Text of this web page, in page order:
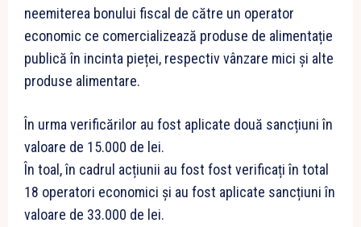
neemiterea bonului fiscal de către un operator
economic ce comercializează produse de alimentație
publică în incinta pieței, respectiv vânzare mici și alte
produse alimentare.
În urma verificărilor au fost aplicate două sancțiuni în
valoare de 15.000 de lei.
În toal, în cadrul acțiunii au fost fost verificați în total
18 operatori economici și au fost aplicate sancțiuni în
valoare de 33.000 de lei.